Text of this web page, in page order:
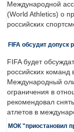
Международной
(World Athletics) о
российских
FIFA обсудит допуск
FIFA будет
российских
Международный
ограничения в
рекомендовал
атлетов в
МОК "приостановил